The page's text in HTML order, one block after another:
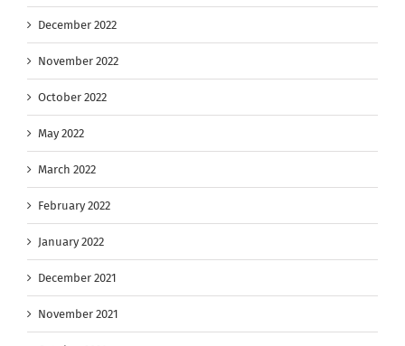
December 2022
November 2022
October 2022
May 2022
March 2022
February 2022
January 2022
December 2021
November 2021